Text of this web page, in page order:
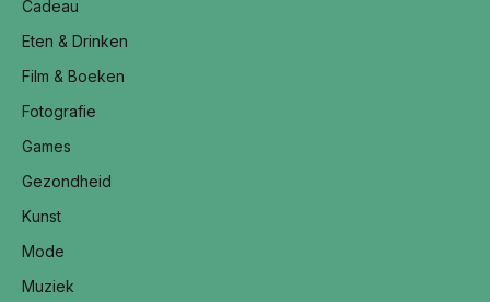
Cadeau
Eten & Drinken
Film & Boeken
Fotografie
Games
Gezondheid
Kunst
Mode
Muziek